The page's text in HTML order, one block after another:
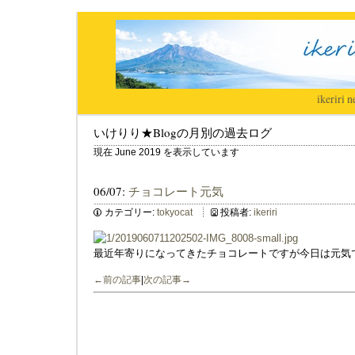
ikeriri|
いけりり★Blogの月別の過去ログ
現在 June 2019 を表示しています
06/07: チョコレート元気
カテゴリー: tokyocat 投稿者: ikeriri
最近年寄りになってきたチョコレートですが今日は元気
←前の記事 次の記事→